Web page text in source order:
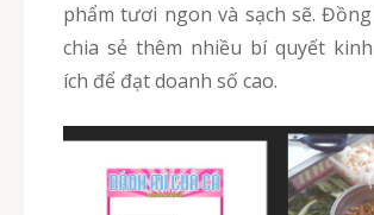
phẩm tươi ngon và sạch sẽ.
chia sẻ thêm nhiều bí quyết
ích để đạt doanh số cao.